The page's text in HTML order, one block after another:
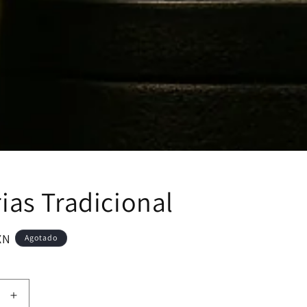
Tradicional
Agotado
Aumentar